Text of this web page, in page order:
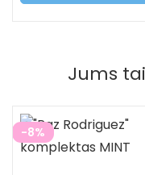
Jums
-8%